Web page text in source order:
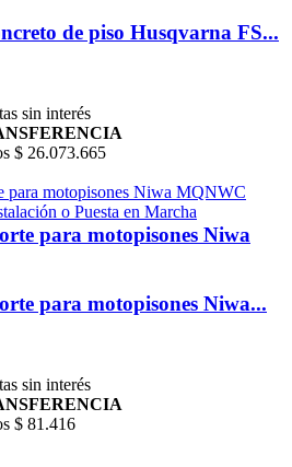
de piso Husqvarna FS...
sin interés
$ 26.073.665
para motopisones Niwa
para motopisones Niwa...
sin interés
$ 81.416